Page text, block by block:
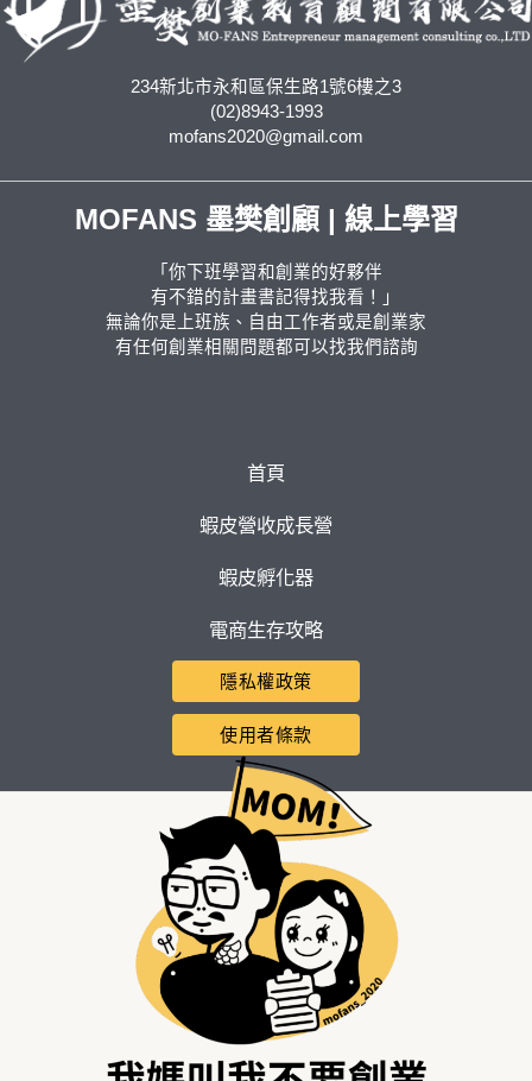
234新北市永和區保生路1號6樓之3
(02)8943-1993
mofans2020@gmail.com
MOFANS 墨樊創顧 | 線上學習
「你下班學習和創業的好夥伴
有不錯的計畫書記得找我看！」
無論你是上班族、自由工作者或是創業家
有任何創業相關問題都可以找我們諮詢
首頁
蝦皮營收成長營
蝦皮孵化器
電商生存攻略
隱私權政策
使用者條款